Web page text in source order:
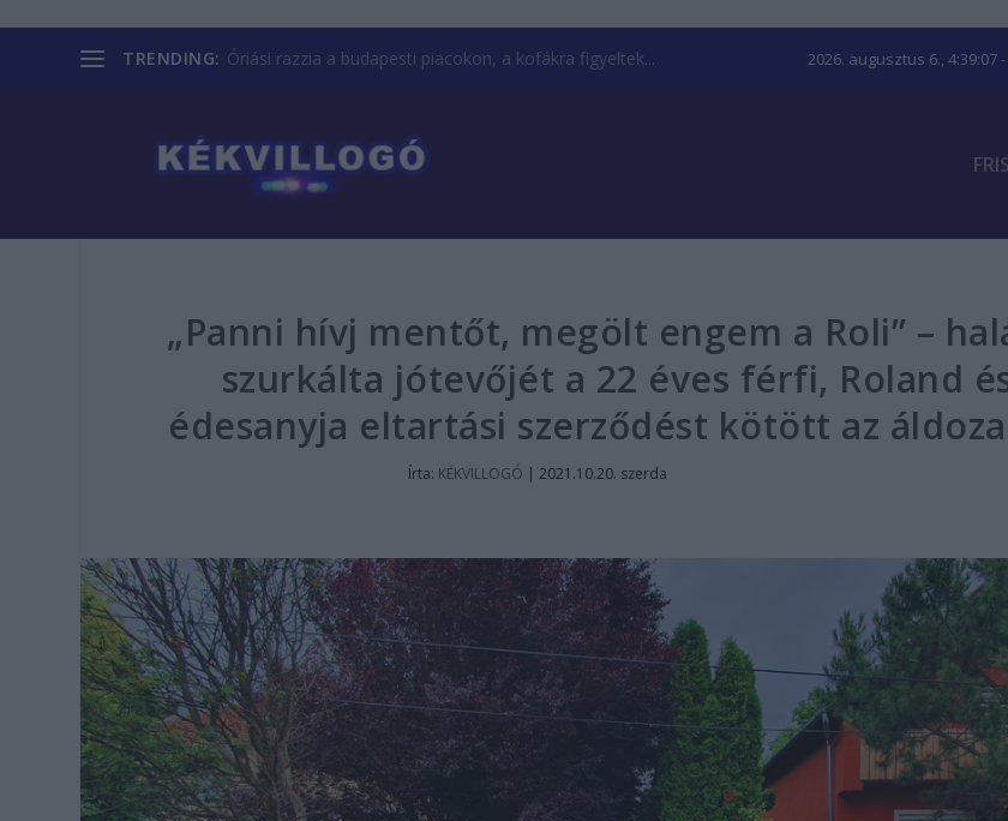
TRENDING: Óriási razzia a budapesti piacokon, a kofákra figyeltek... 2026. augusztus 6., 4:39:08-
„Panni hívj mentőt, megölt engem a Roli” –
szurkálta jótevőjét a 22 éves férfi, Roland
édesanyja eltartási szerződést kötött az
Írta: KÉKVILLOGÓ |2021.10.20. szerda